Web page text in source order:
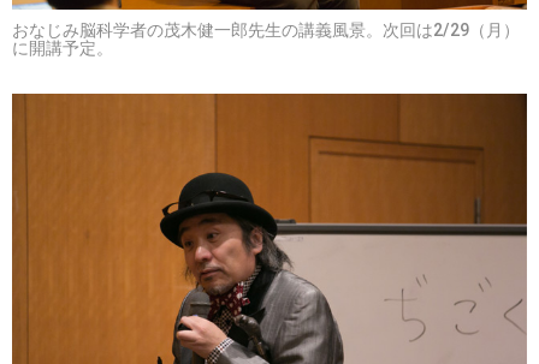
おなじみ脳科学者の茂木健一郎先生の講義風景。次回は2/29（月）
に開講予定。